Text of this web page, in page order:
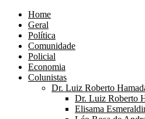
Home
Geral
Política
Comunidade
Policial
Economia
Colunistas
Dr. Luiz Roberto
Dr. Luiz Roberto
Elisama